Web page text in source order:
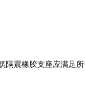
震橡胶支座应满足所